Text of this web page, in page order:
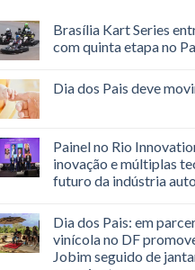
Brasília Kart Series
com quinta etapa no
Dia dos Pais deve
Painel no Rio
inovação e múltiplas
futuro da indústria
Dia dos Pais: em
vinícola no DF
Jobim seguido de